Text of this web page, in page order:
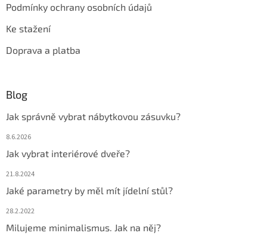
Podmínky ochrany osobních údajů
Ke stažení
Doprava a platba
Blog
Jak správně vybrat nábytkovou zásuvku?
8.6.2026
Jak vybrat interiérové dveře?
21.8.2024
Jaké parametry by měl mít jídelní stůl?
28.2.2022
Milujeme minimalismus. Jak na něj?